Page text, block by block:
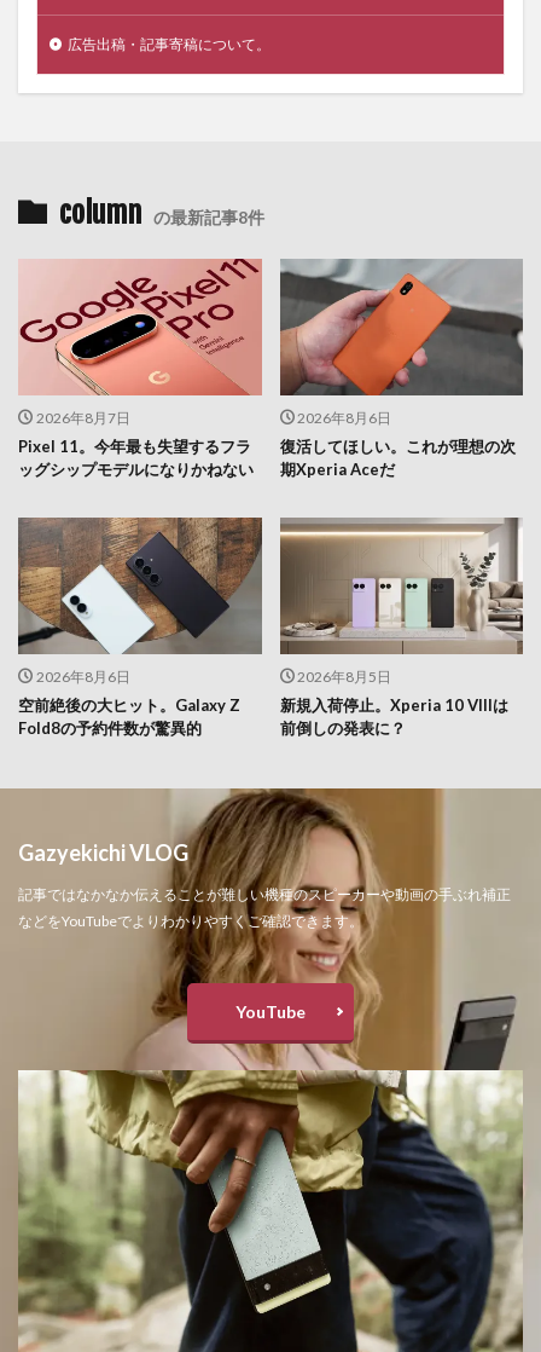
広告出稿・記事寄稿について。
column の最新記事8件
2026年8月7日
Pixel 11。今年最も失望するフラ
ッグシップモデルになりかねない
2026年8月6日
復活してほしい。これが理想の次
期Xperia Aceだ
2026年8月6日
空前絶後の大ヒット。Galaxy Z
Fold8の予約件数が驚異的
2026年8月5日
新規入荷停止。Xperia 10 VIIIは
前倒しの発表に？
Gazyekichi VLOG
記事ではなかなか伝えることが難しい機種のスピーカーや動画の手ぶれ補正
などをYouTubeでよりわかりやすくご確認できます。
YouTube